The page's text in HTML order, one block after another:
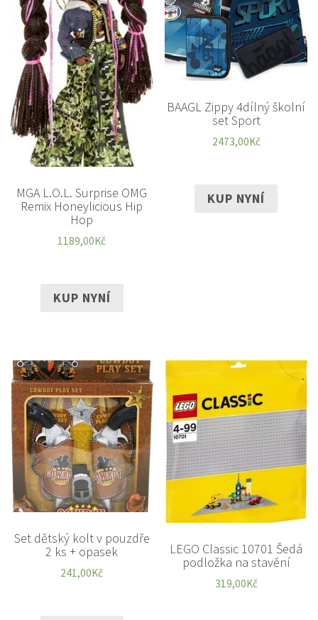
MGA L.O.L. Surprise OMG
Remix Honeylicious Hip
Hop
1189,00Kč
KUP NYNÍ
BAAGL Zippy 4dílný školní
set Sport
2473,00Kč
KUP NYNÍ
Set dětský kolt v pouzdře
2 ks + opasek
241,00Kč
LEGO Classic 10701 Šedá
podložka na stavění
319,00Kč